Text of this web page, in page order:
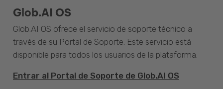
Glob.AI OS
Glob.AI OS ofrece el servicio de soporte técnico a
través de su Portal de Soporte. Este servicio está
disponible para todos los usuarios de la plataforma.
Entrar al Portal de Soporte de Glob.AI OS